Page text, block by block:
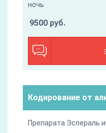
ночь
9500 руб.
Кодирование от
Препарата Эспераль